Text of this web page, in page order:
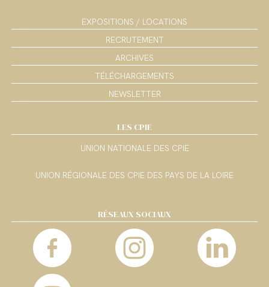
EXPOSITIONS / LOCATIONS
RECRUTEMENT
ARCHIVES
TÉLÉCHARGEMENTS
NEWSLETTER
LES CPIE
UNION NATIONALE DES CPIE
UNION RÉGIONALE DES CPIE DES PAYS DE LA LOIRE
RÉSEAUX SOCIAUX